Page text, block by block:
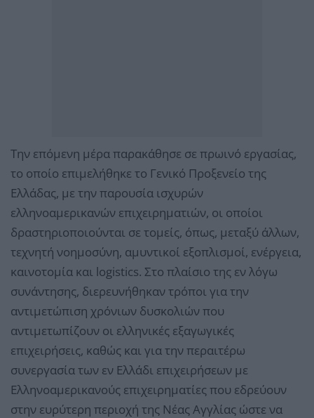
Την επόμενη μέρα παρακάθησε σε πρωινό εργασίας,
το οποίο επιμελήθηκε το Γενικό Προξενείο της
Ελλάδας, με την παρουσία ισχυρών
ελληνοαμερικανών επιχειρηματιών, οι οποίοι
δραστηριοποιούνται σε τομείς, όπως, μεταξύ άλλων,
τεχνητή νοημοσύνη, αμυντικοί εξοπλισμοί, ενέργεια,
καινοτομία και logistics. Στο πλαίσιο της εν λόγω
συνάντησης, διερευνήθηκαν τρόποι για την
αντιμετώπιση χρόνιων δυσκολιών που
αντιμετωπίζουν οι ελληνικές εξαγωγικές
επιχειρήσεις, καθώς και για την περαιτέρω
συνεργασία των εν Ελλάδι επιχειρήσεων με
Ελληνοαμερικανούς επιχειρηματίες που εδρεύουν
στην ευρύτερη περιοχή της Νέας Αγγλίας ώστε να